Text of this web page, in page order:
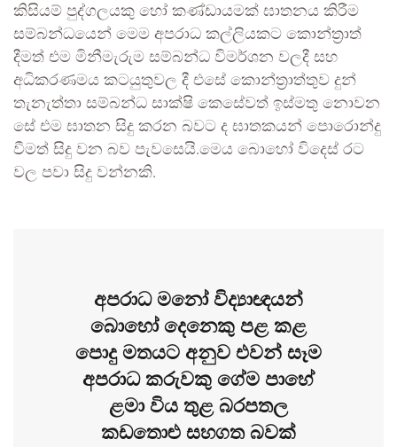
කිසියම් පුද්ගලයකු හෝ කණ්ඩායමක් ඝාතනය කිරීම
සම්බන්ධයෙන් මෙම අපරාධ කල්ලියකට කොන්ත්‍රාත්
දීමත් එම මිනීමැරුම සම්බන්ධ විමර්ශන වලදී සහ
අධිකරණමය කටයුතුවල දී එසේ කොන්ත්‍රාත්තුව දුන්
තැනැත්තා සම්බන්ධ සාක්ෂි කෙසේවත් ඉස්මතු නොවන
සේ එම ඝාතන සිදු කරන බවට ද ඝාතකයන් පොරොන්දු
වීමත් සිදු වන බව පැවසෙයි.මෙය බොහෝ විදෙස් රට
වල පවා සිදු වන්නකි.
අපරාධ මනෝ විද්‍යාඥයන්
බොහෝ දෙනෙකු පළ කළ
පොදු මතයට අනුව එවන් සෑම
අපරාධ කරුවකු ගේම පාහේ
ළමා විය තුළ බරපතල
කඩතොළු සහගත බවක්